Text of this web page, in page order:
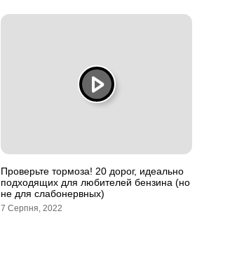
Проверьте тормоза! 20 дорог, идеально
подходящих для любителей бензина (но
не для слабонервных)
7 Серпня, 2022